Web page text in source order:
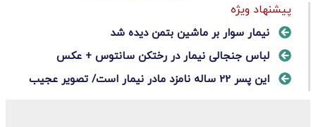
پیشنهاد ویژه
نیمار سوار بر ماشین بتمن دیده شد
لباس جنجالی نیمار در رختکن سانتوس + عکس
این پسر 22 ساله نامزد مادر نیمار است/ تصویر عجیب